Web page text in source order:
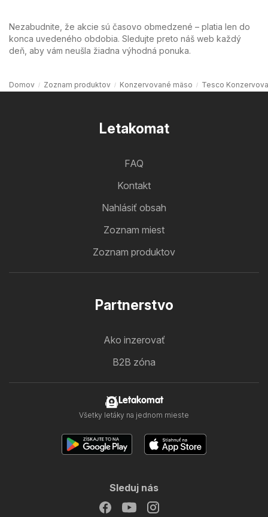
Nezabudnite, že akcie sú časovo obmedzené – platia len do
konca uvedeného obdobia. Sledujte preto náš web každý
deň, aby vám neušla žiadna výhodná ponuka.
Domov Zoznam produktov Konzervované mäso Tesco
Letakomat
FAQ
Kontakt
Nahlásiť obsah
Zoznam miest
Zoznam produktov
Partnerstvo
Ako inzerovať
B2B zóna
Letakomat
Všetky letáky na jednom mieste
Sleduj nás